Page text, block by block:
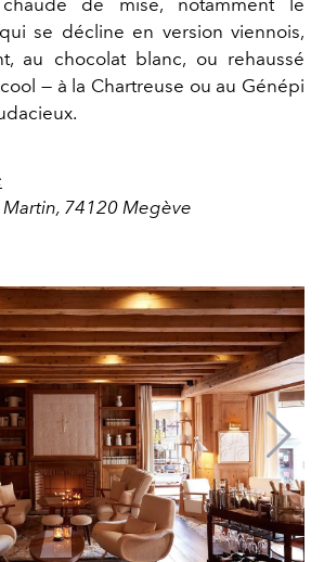
se décline en version viennois,
au chocolat blanc, ou rehaussé
— à la Chartreuse ou au Génépi
74120 Megève